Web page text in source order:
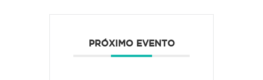
PRÓXIMO EVENTO